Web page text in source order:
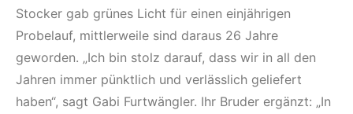
Stocker gab grünes Licht für einen einjährigen
Probelauf, mittlerweile sind daraus 26 Jahre
geworden. „Ich bin stolz darauf, dass wir in all den
Jahren immer pünktlich und verlässlich geliefert
haben“, sagt Gabi Furtwängler. Ihr Bruder ergänzt: „In